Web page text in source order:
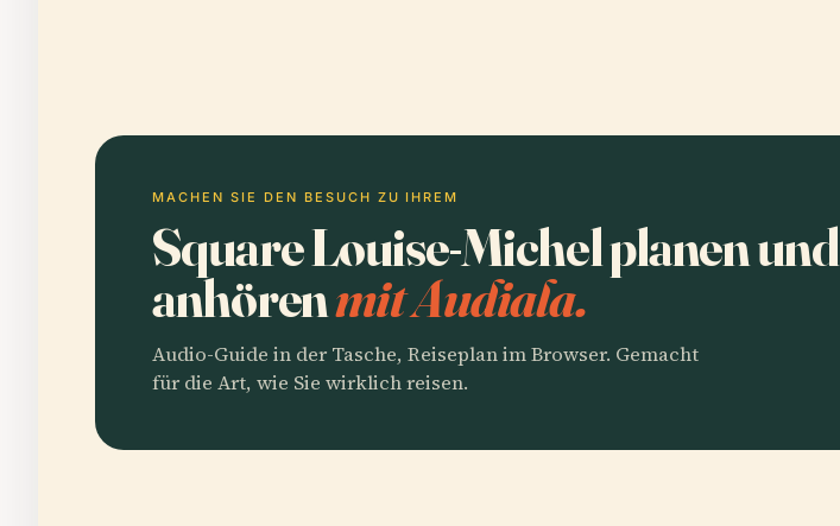
MACHEN SIE DEN BESUCH ZU IHREM
Square Louise-Michel planen und
anhörenmit Audiala.
Audio-Guide in der Tasche, Reiseplan im Browser. Gemacht
für die Art, wie Sie wirklich reisen.